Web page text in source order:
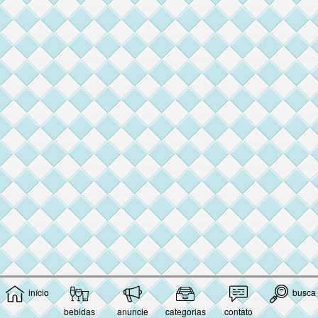
início
bebidas
anuncie categorias contato
busca